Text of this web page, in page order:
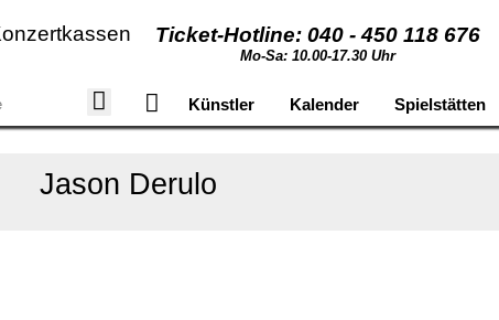
Ticket-Hotline: 040 - 450 118 676
Mo-Sa: 10.00-17.30 Uhr
Künstler Kalender Spielstätten
Jason Derulo